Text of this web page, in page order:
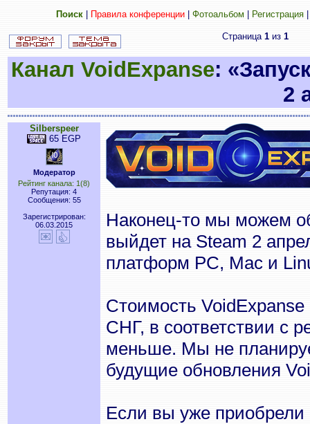
Поиск| Правила конференции| Фотоальбом Регистрация
Страница 1из 1
Канал VoidExpanse:
2
Silberspeer
65 EGP
Модератор
Рейтинг канала: 1(8)
Репутация: 4
Сообщения: 55
Зарегистрирован:
06.03.2015
Наконец-то мы можем
выйдет на Steam 2
платформ PC, Mac и
Стоимость VoidExpanse
СНГ, в соответствии с
меньше. Мы не
будущие обновления
Если вы уже